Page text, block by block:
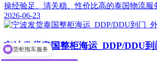
操经验足、清关稳、性价比高的泰国物流
2026-06-23
宁波发货泰国整柜海运_DDP/DDU
货柜拖车服务